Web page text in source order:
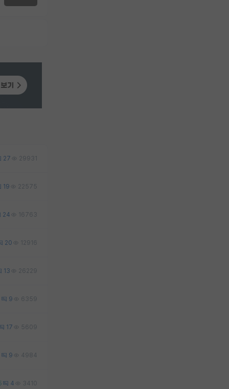
27 29931
19 22575
24 16763
20 12916
13 26229
9 6359
17 5609
9 4984
4 3410